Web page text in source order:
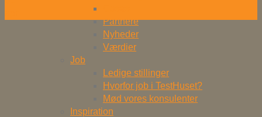
Partnere
Nyheder
Værdier
Job
Ledige stillinger
Hvorfor job i TestHuset?
Mød vores konsulenter
Inspiration